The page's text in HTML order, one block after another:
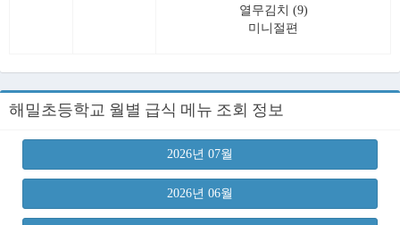
열무김치 (9)
미니절편
해밀초등학교 월별 급식 메뉴 조회 정보
2026년 07월
2026년 06월